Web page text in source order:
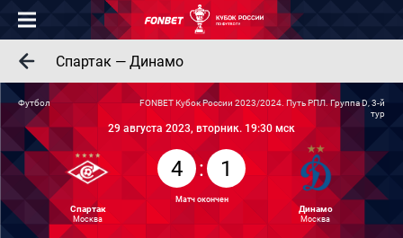
Спартак — Динамо
Футбол
29 августа 2023, вторник. 19:30 мск
FONBET Кубок России 2023/2024. Путь РПЛ. Группа D, 3-й
тур
Спартак
Москва
4 : 1
Матч окончен
Динамо
Москва